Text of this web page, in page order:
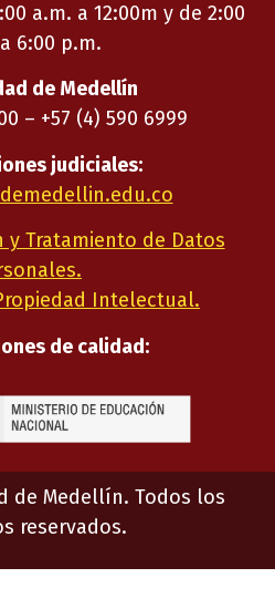
a.m. a 12:00m y de 2:00
6:00 p.m.
de Medellín
– +57 (4) 590 6999
judiciales:
y Tratamiento de Datos
Intelectual.
de calidad:
de Medellín. Todos los
reservados.